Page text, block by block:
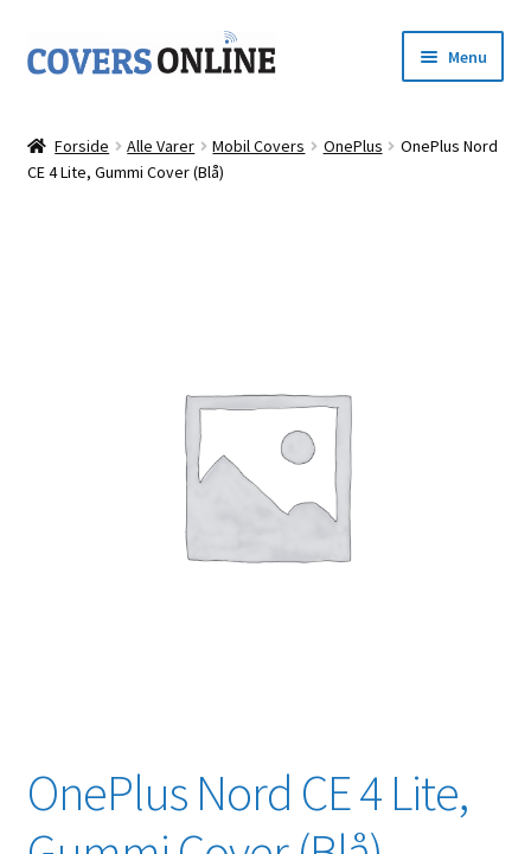
Spring
til
Spring
til
Menu
Shop
Forside Alle Varer Mobil Covers OnePlus
OnePlus Nord
CE 4 Lite, Gummi Cover (Blå)
OnePlus Nord CE 4 Lite,